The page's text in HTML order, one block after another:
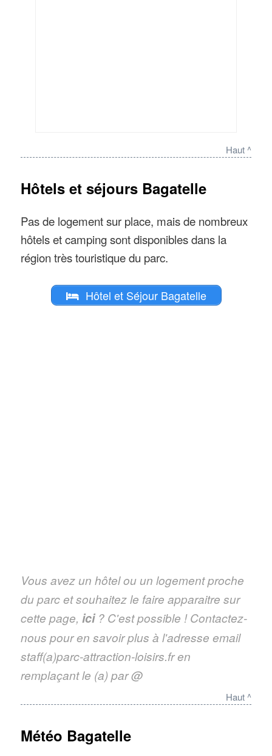
Haut ^
Hôtels et séjours Bagatelle
Pas de logement sur place, mais de nombreux
hôtels et camping sont disponibles dans la
région très touristique du parc.
Hôtel et Séjour Bagatelle
Vous avez un hôtel ou un logement proche
du parc et souhaitez le faire apparaitre sur
cette page,ici? C'est possible ! Contactez-
nous pour en savoir plus à l'adresse email
staff(a)parc-attraction-loisirs.fr en
remplaçant le (a) par @
Haut ^
Météo Bagatelle